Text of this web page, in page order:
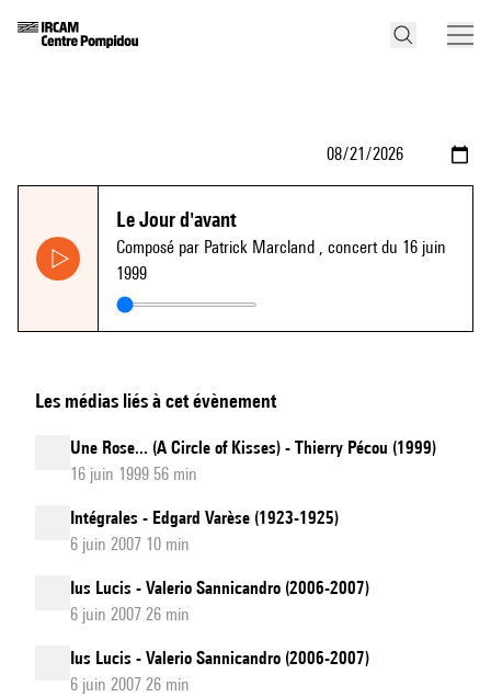
Le Jour d'avant
Composé par Patrick Marcland , concert du 16 juin
1999
Les médias liés à cet évènement
Une Rose... (A Circle of Kisses) - Thierry Pécou (1999)
16 juin 1999 56 min
Intégrales - Edgard Varèse (1923-1925)
6 juin 2007 10 min
Ius Lucis - Valerio Sannicandro (2006-2007)
6 juin 2007 26 min
Ius Lucis - Valerio Sannicandro (2006-2007)
6 juin 2007 26 min